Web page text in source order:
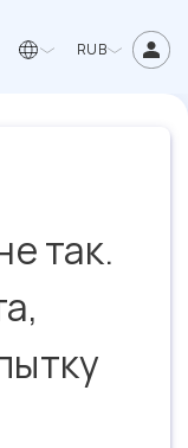
RUB
так.